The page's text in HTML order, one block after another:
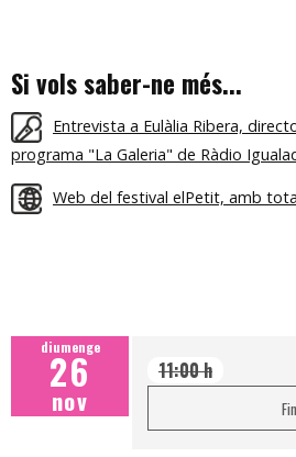
Si vols saber-ne més...
Entrevista a Eulàlia Ribera,
programa "La Galeria" de Ràdio
Web del festival elPetit, amb
diumenge
26
nov
11:00 h